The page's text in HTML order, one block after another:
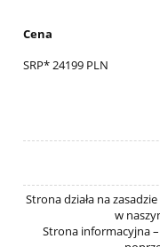
Cena
SRP* 24199 PLN
Strona działa na
w
Strona informacyjna